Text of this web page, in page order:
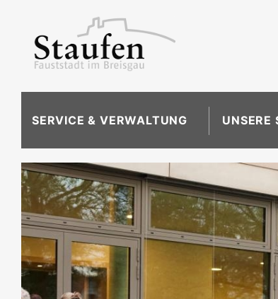
SERVICE & VERWALTUNG UNSERE